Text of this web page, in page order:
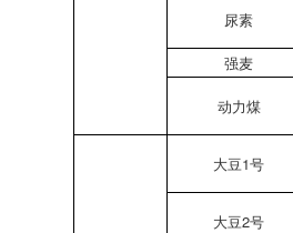
尿素
强麦
动力煤
大豆1号
大豆2号